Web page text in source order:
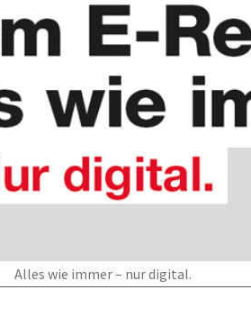
Alles wie immer – nur digital.